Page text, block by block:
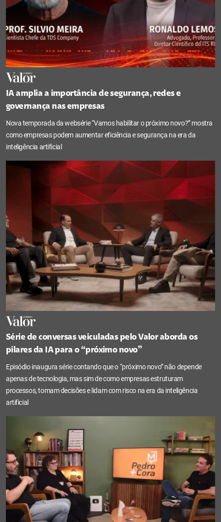
IA amplia a importância de segurança, redes e
governança nas empresas
Nova temporada da websérie “Vamos habilitar o próximo novo?” mostra
como empresas podem aumentar eficiência e segurança na era da
inteligência artificial
Série de conversas veiculadas pelo Valor aborda os
pilares da IA para o “próximo novo”
Episódio inaugura série contando que o “próximo novo” não depende
apenas de tecnologia, mas sim de como empresas estruturam
processos, tomam decisões e lidam com risco na era da inteligência
artificial